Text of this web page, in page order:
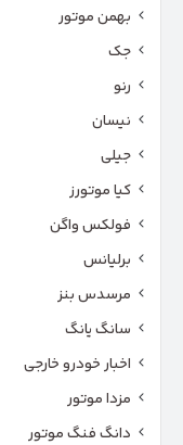
بهمن موتور
جک
رنو
نیسان
جیلی
کیا موتورز
فولکس واگن
برلیانس
مرسدس بنز
سانگ یانگ
اخبار خودرو خارجی
مزدا موتور
دانگ فنگ موتور